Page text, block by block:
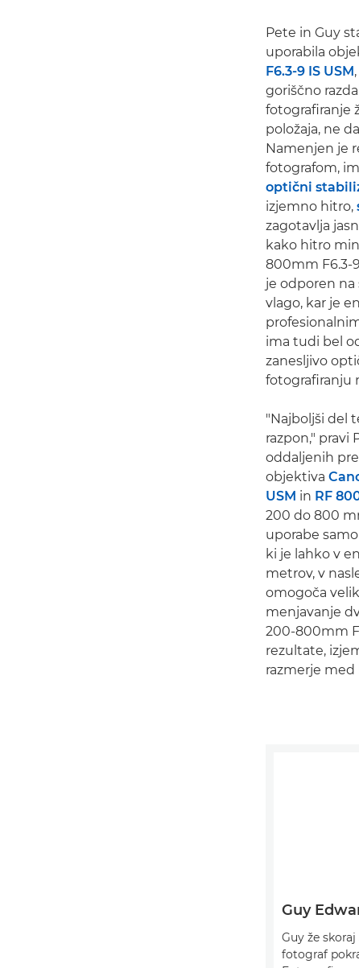
Pete in Guy
uporabila
F6.3-9 IS USM
goriščno
fotografiranje
položaja, ne
Namenjen je
fotografom,
optični
izjemno hitro,
zagotavlja
kako hitro
800mm F6.3-
je odporen
vlago, kar je
ima tudi bel
zanesljivo
fotografiranju
"Najboljši del
razpon," pravi
oddaljenih
objektiva
USM in RF
200 do 800
uporabe
ki je lahko v
metrov, v
omogoča
menjavanje
200-800mm
rezultate,
razmerje med
Guy
Guy že
fotograf